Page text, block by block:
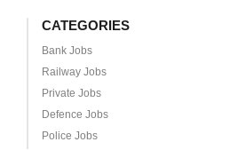
CATEGORIES
Bank Jobs
Railway Jobs
Private Jobs
Defence Jobs
Police Jobs